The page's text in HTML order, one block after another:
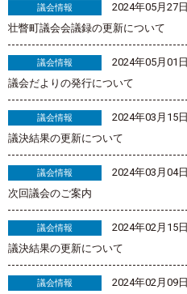
議会情報
2024年05月27日
壮瞥町議会会議録の更新について
議会情報
2024年05月01日
議会だよりの発行について
議会情報
2024年03月15日
議決結果の更新について
議会情報
2024年03月04日
次回議会のご案内
議会情報
2024年02月15日
議決結果の更新について
議会情報
2024年02月09日